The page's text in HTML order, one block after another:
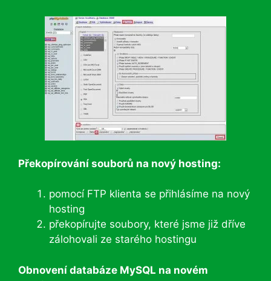
Překopírování souborů na nový hosting:
pomocí FTP klienta se přihlásíme na nový
hosting
překopírujte soubory, které jsme již dříve
zálohovali ze starého hostingu
Obnovení databáze MySQL na novém